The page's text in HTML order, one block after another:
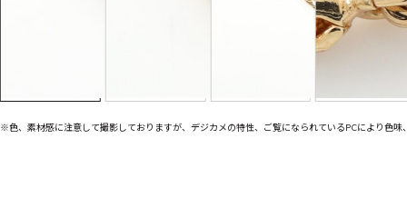
※色、素材感に注意して撮影しておりますが、デジカメの特性、ご覧になられているPCにより色味